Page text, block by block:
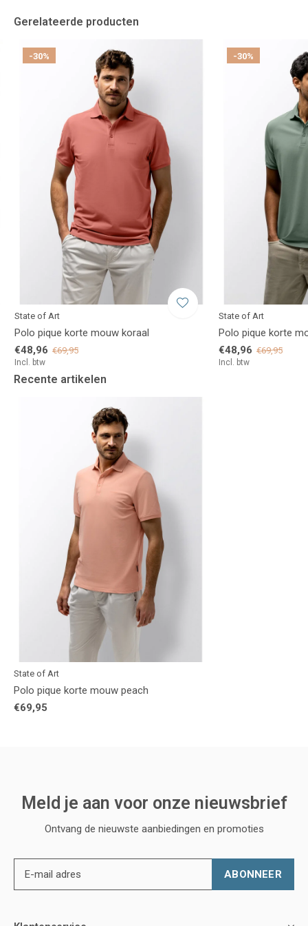
Gerelateerde producten
-30%
State of Art
Polo pique korte mouw koraal
€48,96 €69,95
Incl. btw
-30%
State of Art
Polo pique korte
€48,96 €69,95
Incl. btw
Recente artikelen
State of Art
Polo pique korte mouw peach
€69,95
Meld je aan voor onze nieuwsbrief
Ontvang de nieuwste aanbiedingen en promoties
ABONNEER